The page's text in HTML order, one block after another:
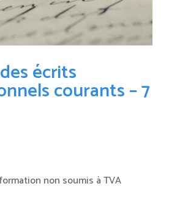
écrits
courants – 7
non soumis à TVA